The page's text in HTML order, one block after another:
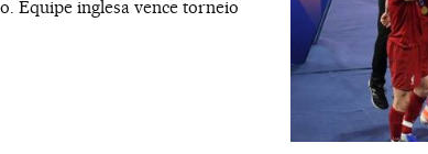
Equipe inglesa vence torneio